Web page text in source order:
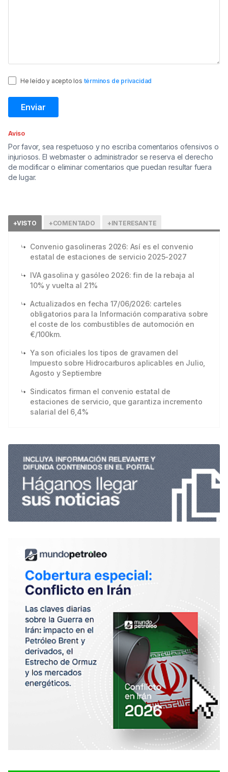
He leído y acepto los términos de privacidad
Aviso
Por favor, sea respetuoso y no escriba comentarios ofensivos o
injuriosos. El webmaster o administrador se reserva el derecho
de modificar o eliminar comentarios que puedan resultar fuera
de lugar.
+VISTO +COMENTADO +INTERESANTE
Convenio gasolineras 2026: Así es el convenio
estatal de estaciones de servicio 2025-2027
IVA gasolina y gasóleo 2026: fin de la rebaja al
10% y vuelta al 21%
Actualizados en fecha 17/06/2026: carteles
obligatorios para la Información comparativa sobre
el coste de los combustibles de automoción en
€/100km.
Ya son oficiales los tipos de gravamen del
Impuesto sobre Hidrocarburos aplicables en Julio,
Agosto y Septiembre
Sindicatos firman el convenio estatal de
estaciones de servicio, que garantiza incremento
salarial del 6,4%